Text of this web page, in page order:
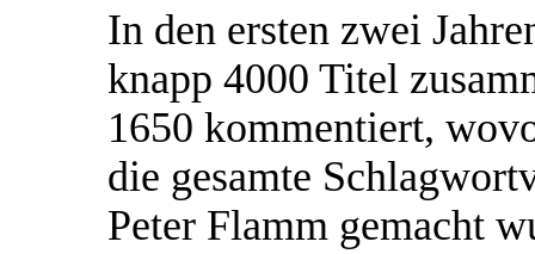
In den ersten zwei
knapp 4000 Titel
1650 kommentiert,
die gesamte
Peter Flamm gemacht